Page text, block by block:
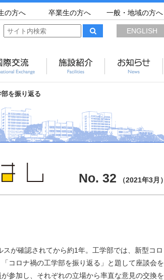
の方へ 卒業生の方へ 一般・地域の方へ
ENGLISH
を振り返る
No. 32 （2021年3月）
が確認されてから約1年。工学部では、新型コロ
コロナ禍の工学部を振り返る」と題して座談会を
参加し、それぞれの立場から率直な意見の交換を